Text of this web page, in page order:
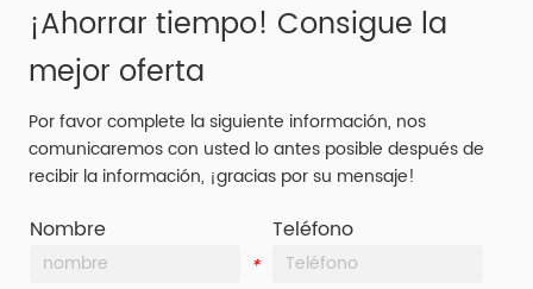
¡Ahorrar tiempo! Consigue la
mejor oferta
Por favor complete la siguiente información, nos
comunicaremos con usted lo antes posible después de
recibir la información, ¡gracias por su mensaje!
Nombre
*
Teléfono